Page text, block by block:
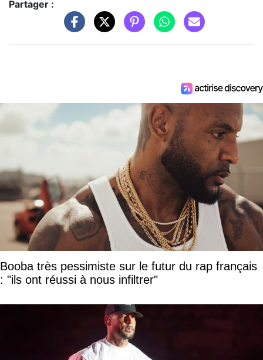
Partager :
Booba très pessimiste sur le futur du rap français
: "ils ont réussi à nous infiltrer"